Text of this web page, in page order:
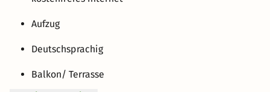
Aufzug
Deutschsprachig
Balkon/ Terrasse